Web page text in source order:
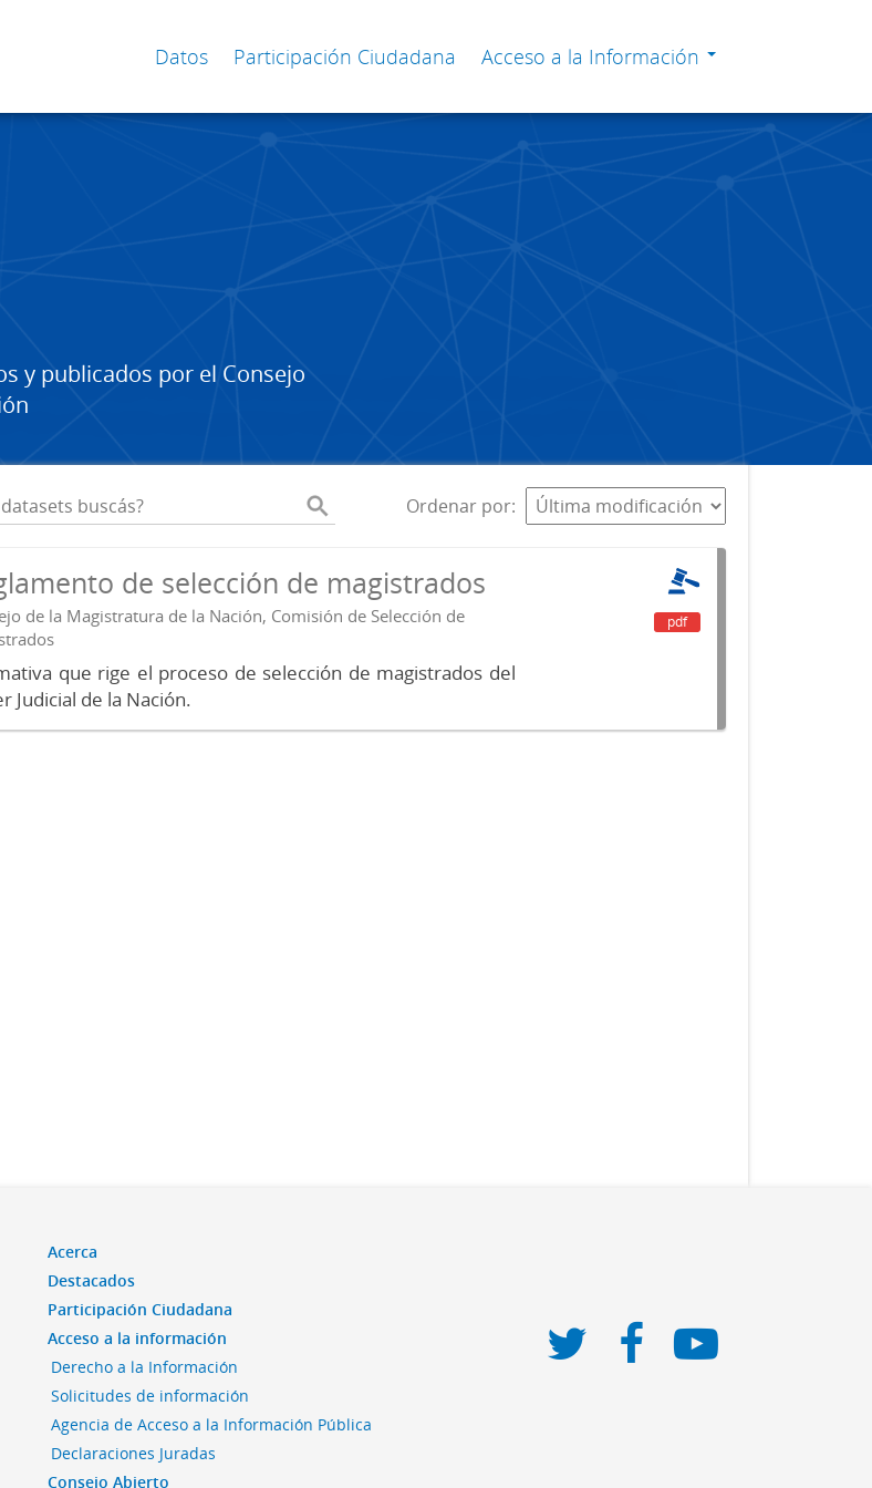
Datos Participación Ciudadana Acceso a la Información
y publicados por el Consejo
Ordenar por
de selección de magistrados
de la Magistratura de la Nación, Comisión de Selección de
que rige el proceso de selección de magistrados del
Judicial de la Nación.
pdf
Acerca
Destacados
Participación Ciudadana
Acceso a la información
Derecho a la Información
Solicitudes de información
Agencia de Acceso a la Información Pública
Declaraciones Juradas
Consejo Abierto